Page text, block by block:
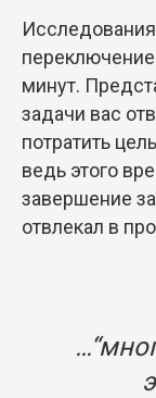
минут.
задачи вас
потратить
ведь этого
завершение
отвлекал в